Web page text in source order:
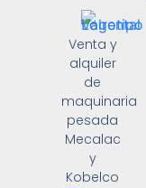
Venta y
alquiler
de
maquinaria
pesada
Mecalac
y
Kobelco